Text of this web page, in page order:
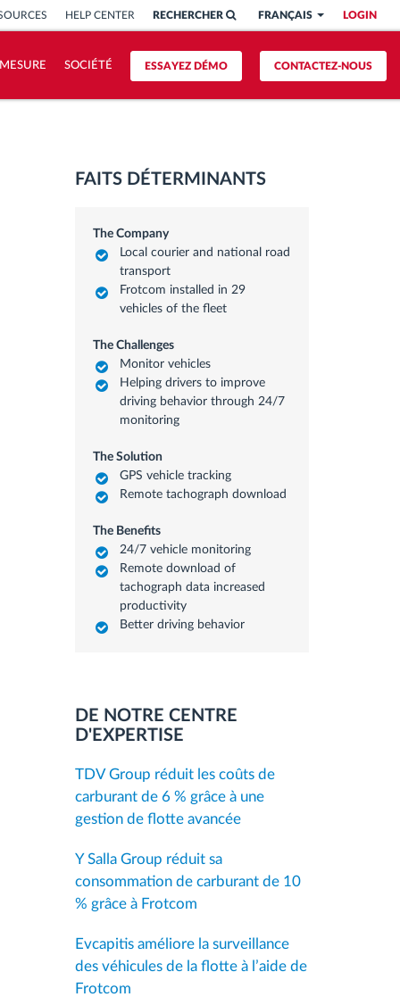
LOGIN
FRANÇAIS
RECHERCHER
HELP CENTER
CONTACTEZ-NOUS
ESSAYEZ DÉMO
SOCIÉTÉ
FAITS DÉTERMINANTS
The Company
Local courier and national road
transport
Frotcom installed in 29
vehicles of the fleet
The Challenges
Monitor vehicles
Helping drivers to improve
driving behavior through 24/7
monitoring
The Solution
GPS vehicle tracking
Remote tachograph download
The Benefits
24/7 vehicle monitoring
Remote download of
tachograph data increased
productivity
Better driving behavior
DE NOTRE CENTRE
D'EXPERTISE
TDV Group réduit les coûts de
carburant de 6 % grâce à une
gestion de flotte avancée
Y Salla Group réduit sa
consommation de carburant de 10
% grâce à Frotcom
Evcapitis améliore la surveillance
des véhicules de la flotte à l’aide de
Frotcom